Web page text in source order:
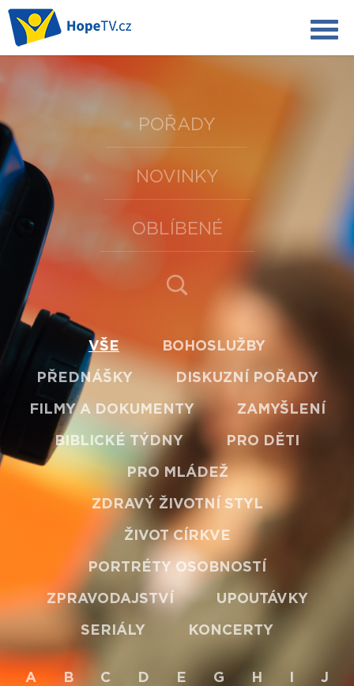
POŘADY
NOVINKY
OBLÍBENÉ
VŠE BOHOSLUŽBY
PŘEDNÁŠKY DISKUZNÍ POŘADY
FILMY A DOKUMENTY ZAMYŠLENÍ
BIBLICKÉ TÝDNY PRO DĚTI
PRO MLÁDEŽ
ZDRAVÝ ŽIVOTNÍ STYL
ŽIVOT CÍRKVE
PORTRÉTY OSOBNOSTÍ
ZPRAVODAJSTVÍ UPOUTÁVKY
SERIÁLY KONCERTY
A B C D E G H J